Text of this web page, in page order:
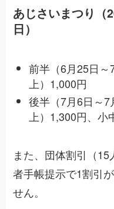
あじさいまつり（
日）
前半（6月25日
上）1,000円
後半（7月6日～
上）1,300円、小
また、団体割引（
者手帳提示で1割引
せん。